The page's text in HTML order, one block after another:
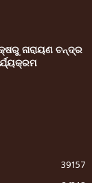
ନାରାୟଣ ଚନ୍ଦ୍ର
39157